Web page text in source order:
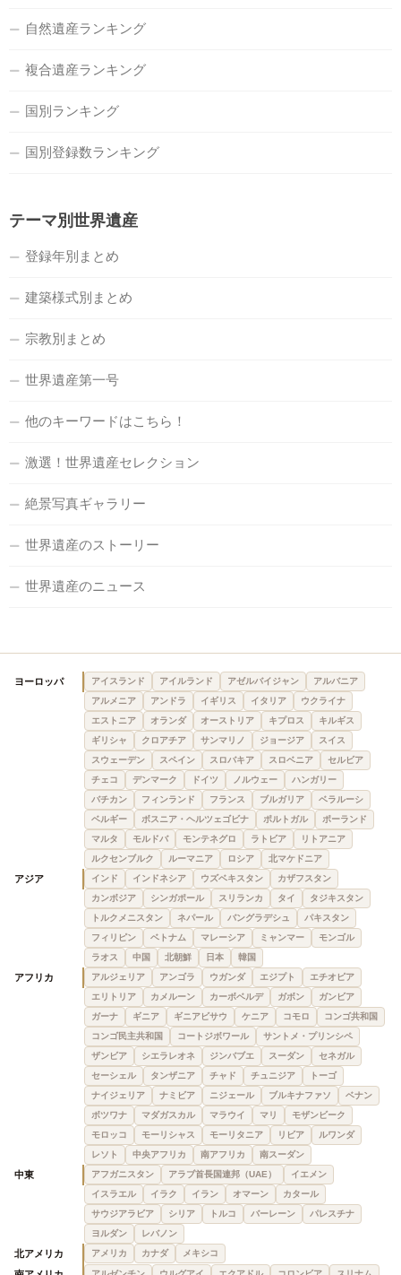
自然遺産ランキング
複合遺産ランキング
国別ランキング
国別登録数ランキング
テーマ別世界遺産
登録年別まとめ
建築様式別まとめ
宗教別まとめ
世界遺産第一号
他のキーワードはこちら！
激選！世界遺産セレクション
絶景写真ギャラリー
世界遺産のストーリー
世界遺産のニュース
ヨーロッパ アイスランド アイルランド アゼルバイジャン
アルバニア
アルメニア
アンドラ イギリス イタリア
ウクライナ
エストニア
オランダ オーストリア キプロス
キルギス
ギリシャ
クロアチア サンマリノ ジョージア
スイス
スウェーデン
スペイン スロバキア スロベニア
セルビア
チェコ
デンマーク ドイツ ノルウェー
ハンガリー
バチカン
フィンランド フランス ブルガリア
ベラルーシ
ベルギー
ボスニア・ヘルツェゴビナ ポルトガル
ポーランド
マルタ
モルドバ モンテネグロ ラトビア
リトアニア
ルクセンブルク
ルーマニア ロシア 北マケドニア
アジア インド インドネシア ウズベキスタン
カザフスタン
カンボジア
シンガポール スリランカ タイ
タジキスタン
トルクメニスタン
ネパール バングラデシュ
パキスタン
フィリピン
ベトナム マレーシア ミャンマー
モンゴル
ラオス
中国 北朝鮮 日本 韓国
アフリカ アルジェリア アンゴラ ウガンダ エジプト
エチオピア
エリトリア
カメルーン カーボベルデ ガボン
ガンビア
ガーナ
ギニア ギニアビサウ ケニア コモロ
コンゴ共和国
コンゴ民主共和国
コートジボワール
サントメ・プリンシペ
ザンビア
シエラレオネ ジンバブエ スーダン
セネガル
セーシェル
タンザニア チャド チュニジア
トーゴ
ナイジェリア
ナミビア ニジェール ブルキナファソ
ベナン
ボツワナ
マダガスカル マラウイ マリ
モザンビーク
モロッコ
モーリシャス モーリタニア リビア
ルワンダ
レソト
中央アフリカ 南アフリカ 南スーダン
中東 アフガニスタン アラブ首長国連邦（UAE）
イエメン
イスラエル
イラク イラン オマーン
カタール
サウジアラビア
シリア トルコ バーレーン
パレスチナ
ヨルダン
レバノン
北アメリカ アメリカ カナダ メキシコ